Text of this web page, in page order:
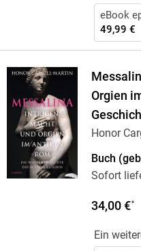
eBook
49,99 €
Orgien
Honor
Buch
Sofort
34,00 €*
Ein